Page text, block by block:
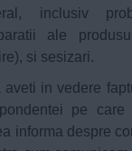
inclusiv
ale
si sesizari.
in vedere
pe
informa despre